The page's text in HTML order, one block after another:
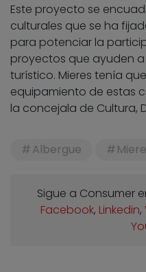
Este proyecto se
culturales que se ha
para potenciar la
proyectos que ayuden
turístico. Mieres tenía
equipamiento de estas
la concejala de Cultura,
Albergue
Sigue a Consumer
Facebook, Linkedin,